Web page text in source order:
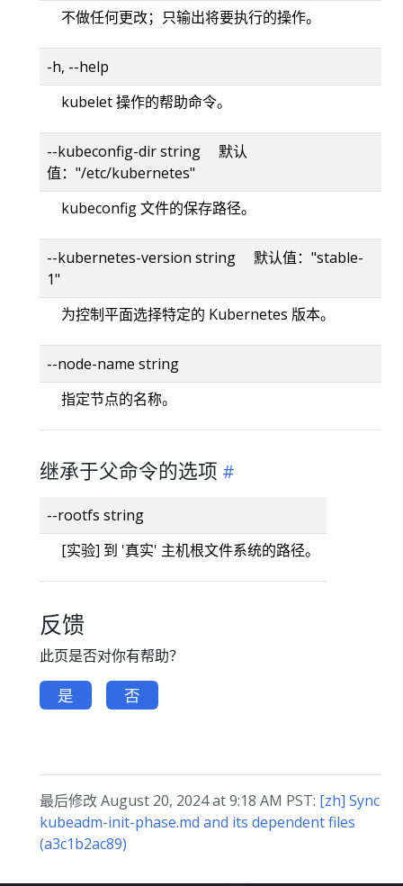
不做任何更改；只输出将要执行的操作。
-h, --help
kubelet 操作的帮助命令。
--kubeconfig-dir string 默认
值："/etc/kubernetes"
kubeconfig 文件的保存路径。
--kubernetes-version string 默认值："stable-
1"
为控制平面选择特定的 Kubernetes 版本。
--node-name string
指定节点的名称。
继承于父命令的选项
--rootfs string
[实验] 到 '真实' 主机根文件系统的路径。
反馈
此页是否对你有帮助？
是 否
最后修改 August 20, 2024 at 9:18 AM PST: [zh] Sync
kubeadm-init-phase.md and its dependent files
(a3c1b2ac89)